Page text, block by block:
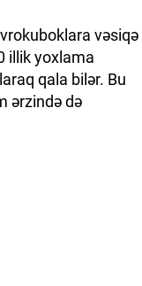
vəsiqə
illik yoxlama
qala bilər. Bu
ərzində də